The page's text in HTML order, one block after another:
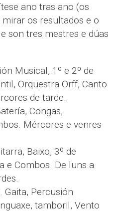
ano tras ano (os
os resultados e o
son tres mestres e dúas
Musical, 1º e 2º de
Orquestra Orff, Canto
de tarde.
Congas,
Mércores e venres
Baixo, 3º de
e Combos. De luns a
. Gaita, Percusión
tamboril, Vento